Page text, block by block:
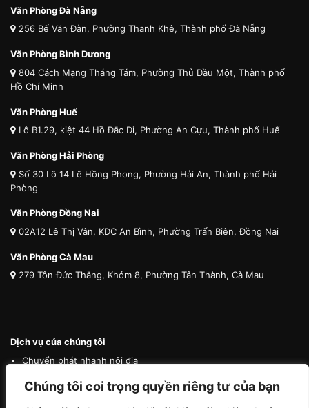
Chúng tôi coi trọng quyền riêng tư của bạn
Văn Phòng Đà Nẵng
256 Bế Văn Đàn, Phường Thanh Khê, Thành phố Đà Nẵng
Văn Phòng Bình Dương
804 Cách Mạng Tháng Tám, Phường Thủ Dầu Một, Thành phố
Hồ Chí Minh
Văn Phòng Huế
Lô B1.29, kiệt 44 Hồ Đắc Di, Phường An Cựu, Thành phố Huế
Văn Phòng Hải Phòng
Số 30 Lô 14 Lê Hồng Phong, Phường Hải An, Thành phố Hải
Phòng
Văn Phòng Đồng Nai
02A12 Lê Thị Vân, KDC An Bình, Phường Trấn Biên, Đồng Nai
Văn Phòng Cà Mau
279 Tôn Đức Thắng, Khóm 8, Phường Tân Thành, Cà Mau
Dịch vụ của chúng tôi
Chuyển phát nhanh nội địa
Chuyển phát nhanh quốc tế